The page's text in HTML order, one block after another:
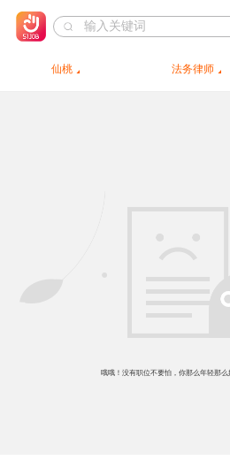
仙桃 法务律师
哦哦！没有职位不要怕，你那么年轻那